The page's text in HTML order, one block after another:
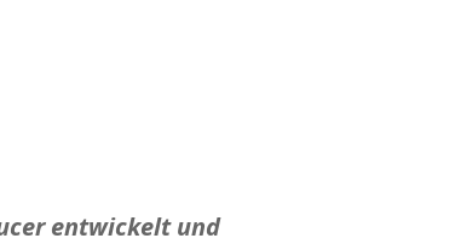
entwickelt und